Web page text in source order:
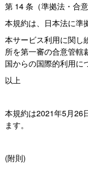
第 14 条（準拠法・合意
本規約は、日本法に準
本サービス利用に関し
所を第一審の合意管轄
国からの国際的利用に
以上
本規約は2021年5月26
ます。
(附則)